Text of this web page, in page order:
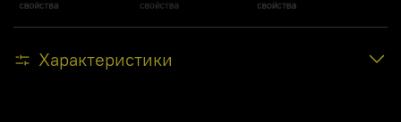
Характеристики